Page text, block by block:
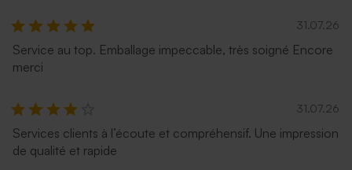
Enveloppe mariage lavande
31.07.26
Service au top. Emballage impeccable, très soigné Encore
merci
31.07.26
Services clients à l’écoute et compréhensif. Une impression
de qualité et rapide